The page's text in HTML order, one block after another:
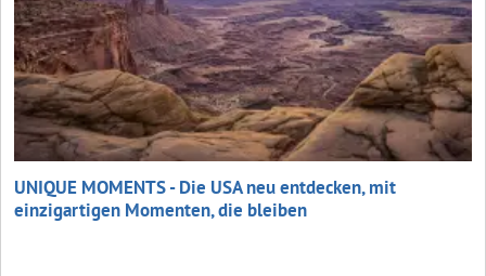
UNIQUE MOMENTS - Die USA neu entdecken, mit
einzigartigen Momenten, die bleiben